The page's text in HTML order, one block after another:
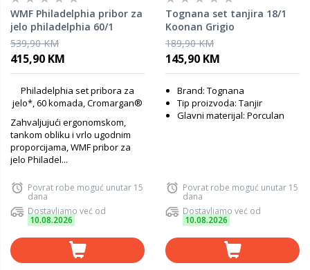
WMF Philadelphia pribor za
jelo philadelphia 60/1
3201001799
539,90 KM
415,90 KM
Philadelphia set pribora za
jelo*, 60 komada, Cromargan®
Zahvaljujući ergonomskom,
tankom obliku i vrlo ugodnim
proporcijama, WMF pribor za
jelo Philadel...
Povrat robe moguć unutar 15
dana
Dostavljamo već od
10.08.2026
Tognana set tanjira 18/1
Koonan Grigio
189,90 KM
145,90 KM
Brand: Tognana
Tip proizvoda: Tanjir
Glavni materijal: Porculan
Povrat robe moguć unutar 15
dana
Dostavljamo već od
10.08.2026